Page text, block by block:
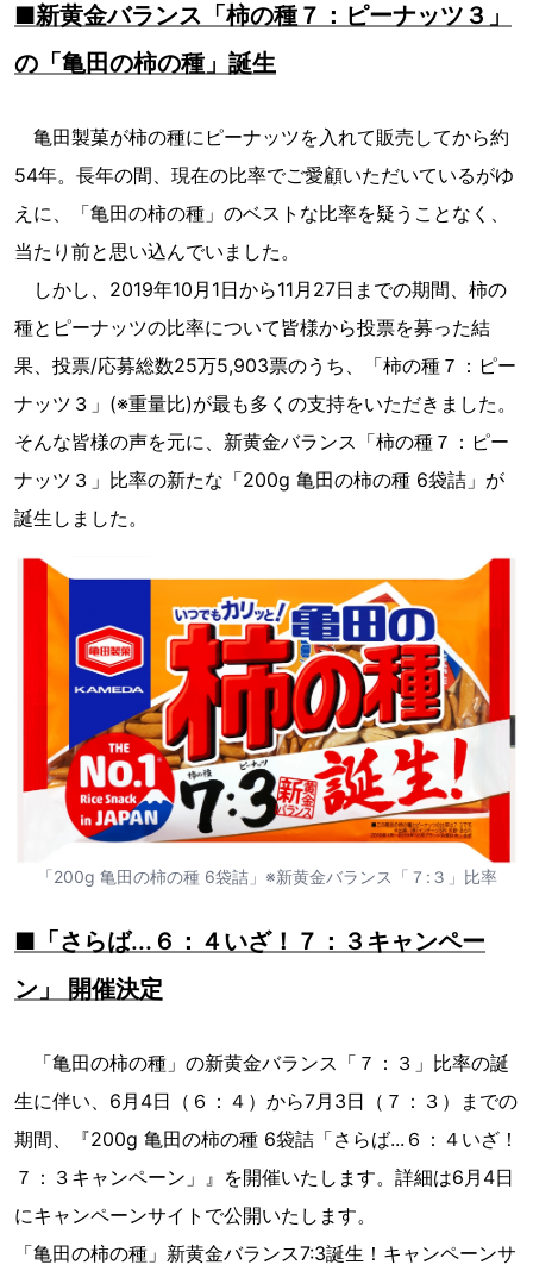
■新黄金バランス「柿の種７：ピーナッツ３」
の「亀田の柿の種」誕生
亀田製菓が柿の種にピーナッツを入れて販売してから約
54年。長年の間、現在の比率でご愛顧いただいているがゆ
えに、「亀田の柿の種」のベストな比率を疑うことなく、
当たり前と思い込んでいました。
しかし、2019年10月1日から11月27日までの期間、柿の
種とピーナッツの比率について皆様から投票を募った結
果、投票/応募総数25万5,903票のうち、「柿の種７：ピー
ナッツ３」(※重量比)が最も多くの支持をいただきました。
そんな皆様の声を元に、新黄金バランス「柿の種７：ピー
ナッツ３」比率の新たな「200g 亀田の柿の種 6袋詰」が
誕生しました。
「200g 亀田の柿の種 6袋詰」※新黄金バランス「７:３」比率
■「さらば...６：４いざ！７：３キャンペー
ン」 開催決定
「亀田の柿の種」の新黄金バランス「７：３」比率の誕
生に伴い、6月4日（６：４）から7月3日（７：３）までの
期間、『200g 亀田の柿の種 6袋詰「さらば...６：４いざ！
７：３キャンペーン」』を開催いたします。詳細は6月4日
にキャンペーンサイトで公開いたします。
「亀田の柿の種」新黄金バランス7:3誕生！キャンペーンサ